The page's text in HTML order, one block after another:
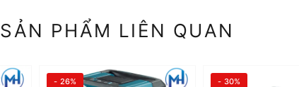
SẢN PHẨM LIÊN QUAN
- 26% - 30%